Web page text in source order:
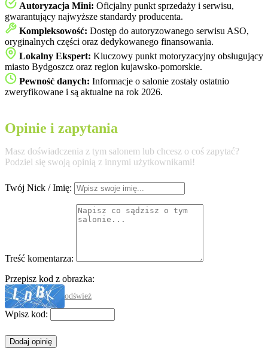
Autoryzacja Mini: Oficjalny punkt sprzedaży i serwisu,
gwarantujący najwyższe standardy producenta.
Kompleksowość: Dostęp do autoryzowanego serwisu ASO,
oryginalnych części oraz dedykowanego finansowania.
Lokalny Ekspert: Kluczowy punkt motoryzacyjny obsługujący
miasto Bydgoszcz oraz region kujawsko-pomorskie.
Pewność danych: Informacje o salonie zostały ostatnio
zweryfikowane i są aktualne na rok 2026.
Opinie i zapytania
Masz doświadczenia z tym salonem lub chcesz o coś zapytać?
Podziel się swoją opinią z innymi użytkownikami!
Twój Nick / Imię:
Treść komentarza:
Przepisz kod z obrazka:
odśwież
Wpisz kod: